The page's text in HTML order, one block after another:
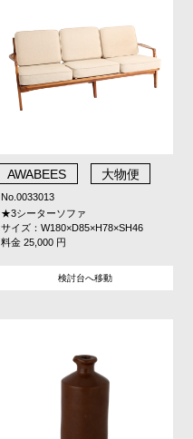
AWABEES 大物便
No.0033013
★3シーターソファ
サイズ：W180×D85×H78×SH46
料金 25,000 円
検討台へ移動